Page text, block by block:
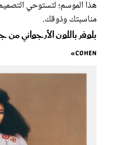
هذا الموسم؛ لتستوحي
مناسبتك وذوقك.
Cohen»